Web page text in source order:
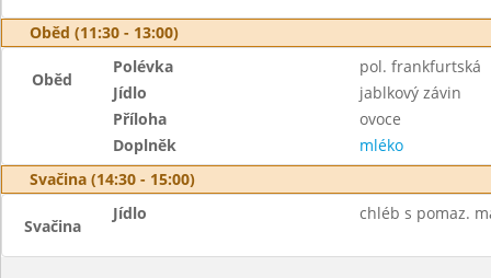
Oběd (11:30 - 13:00)
Oběd
Polévka
pol. frankfurtská
Jídlo
jablkový závin
Příloha
ovoce
Doplněk
mléko
Svačina (14:30 - 15:00)
Svačina
Jídlo chléb s pomaz.